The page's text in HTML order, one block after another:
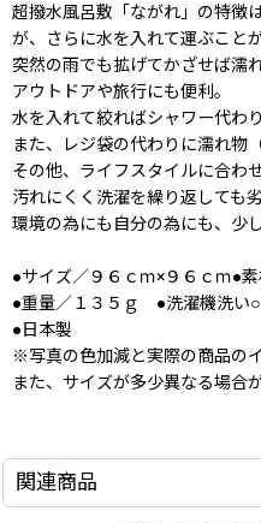
超撥水風呂敷「ながれ」の特徴
が、さらに水を入れて運ぶこと
突然の雨でも拡げてかざせば濡
アウトドアや旅行にも便利。
水を入れて絞ればシャワー代わ
また、レジ袋の代わりに濡れ物
その他、ライフスタイルに合わ
汚れにくく洗濯を繰り返しても
環境の為にも自分の為にも、少
●サイズ／９６ｃｍ×９６ｃｍ●
●重量／１３５ｇ ●洗濯機洗い
●日本製
※写真の色加減と実際の商品の
また、サイズが多少異なる場合
関連商品